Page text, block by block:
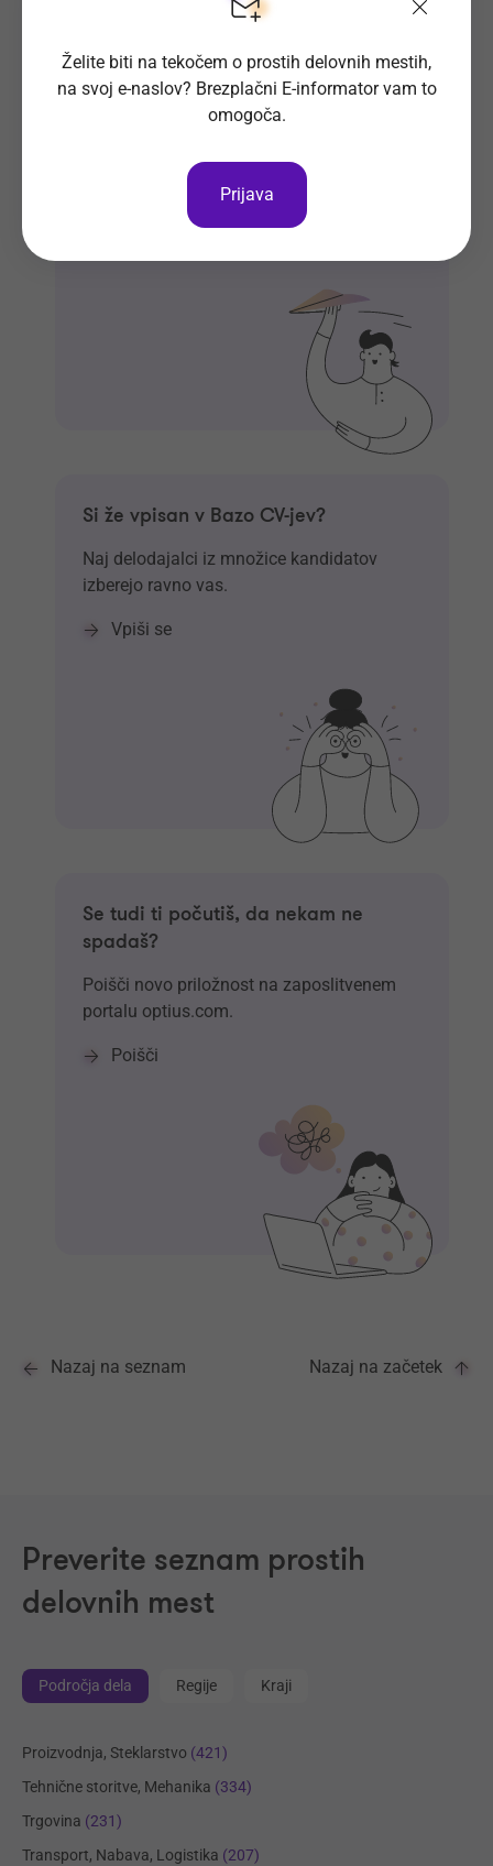
Prosta delovna mesta direktno na
Prijavi se na E-informator.
Si že vpisan v Bazo CV-jev?
Naj delodajalci iz množice kandidatov
izberejo ravno vas.
Vpiši se
Se tudi ti počutiš, da nekam ne
spadaš?
Poišči novo priložnost na zaposlitvenem
portalu optius.com.
Poišči
Nazaj na seznam Nazaj na začetek
Preverite seznam prostih
delovnih mest
Področja dela Regije Kraji
Proizvodnja, Steklarstvo (421)
Tehnične storitve, Mehanika (334)
Trgovina (231)
Transport, Nabava, Logistika (207)
Želite biti na tekočem o prostih delovnih mestih,
na svoj e-naslov? Brezplačni E-informator vam to
omogoča.
Prijava